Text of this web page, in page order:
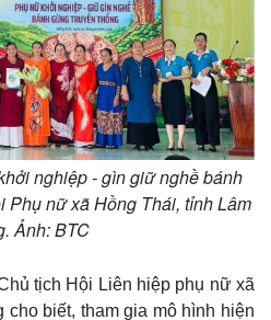
nghiệp - gìn giữ nghề bánh
Phụ nữ xã Hồng Thái, tỉnh Lâm
Ảnh: BTC
tịch Hội Liên hiệp phụ nữ xã
cho biết, tham gia mô hình hiện